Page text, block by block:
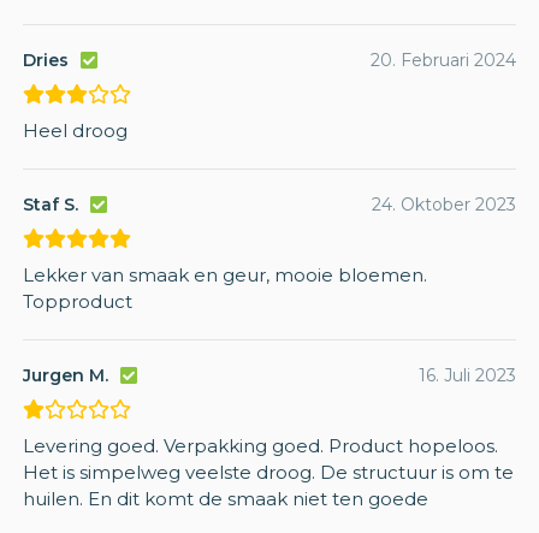
Dries 20. Februari 2024
Heel droog
Staf S. 24. Oktober 2023
Lekker van smaak en geur, mooie bloemen.
Topproduct
Jurgen M. 16. Juli 2023
Levering goed. Verpakking goed. Product hopeloos.
Het is simpelweg veelste droog. De structuur is om te
huilen. En dit komt de smaak niet ten goede